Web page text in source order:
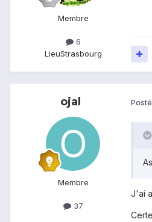
Membre
6
LieuStrasbourg
ojal
Membre
37
J'ai